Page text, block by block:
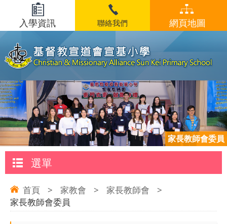
入學資訊 聯絡我們 網頁地圖
家長教師會委員
選單
首頁 > 家教會 > 家長教師會
>
家長教師會委員